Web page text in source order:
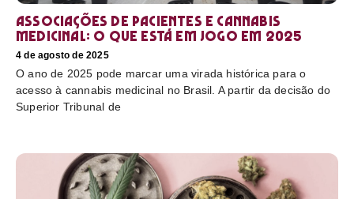
Associações de pacientes e cannabis
medicinal: o que está em jogo em 2025
4 de agosto de 2025
O ano de 2025 pode marcar uma virada histórica para o
acesso à cannabis medicinal no Brasil. A partir da decisão do
Superior Tribunal de